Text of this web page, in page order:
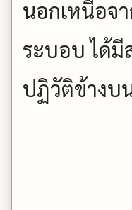
นอกเหนือจ
ระบอบ ได้มี
ปฏิวัติข้างบ